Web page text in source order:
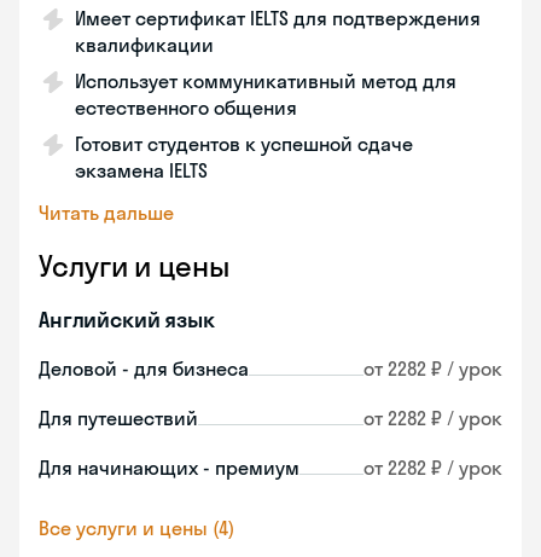
Имеет сертификат IELTS для подтверждения
квалификации
Использует коммуникативный метод для
естественного общения
Готовит студентов к успешной сдаче
экзамена IELTS
Читать дальше
Услуги и цены
Английский язык
Деловой - для бизнеса от 2282 ₽ / урок
Для путешествий от 2282 ₽ / урок
Для начинающих - премиум от 2282 ₽ / урок
Все услуги и цены (4)